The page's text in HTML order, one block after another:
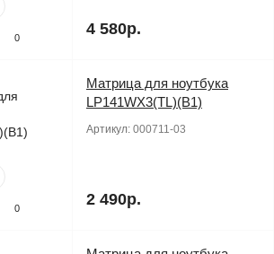
0 4 580р.
0
Матрица для ноутбука
LP141WX3(TL)(B1)
Артикул: 000711-03
2 490р.